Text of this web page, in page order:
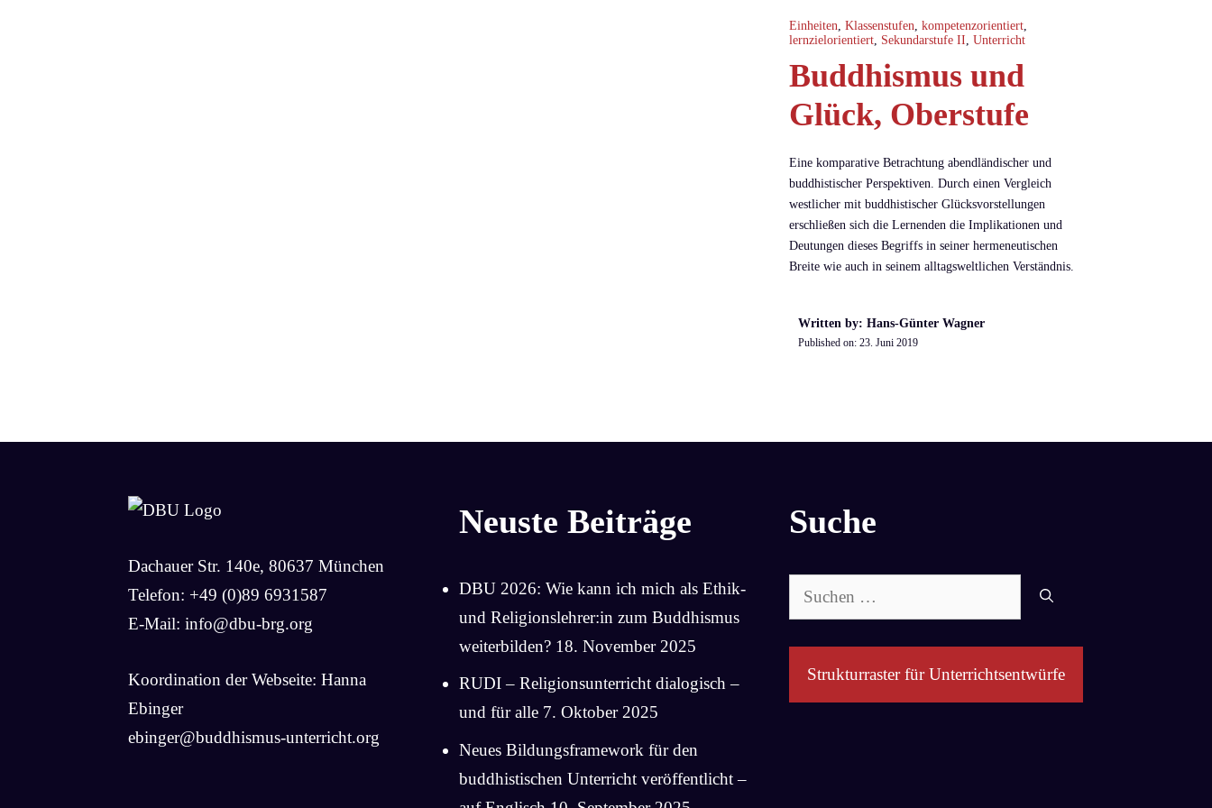
Einheiten ,Klassenstufen ,kompetenzorientiert
lernzielorientiert Sekundarstufe II ,Unterricht
Buddhismus und
Glück, Oberstufe
Eine komparative Betrachtung abendländischer und
buddhistischer Perspektiven. Durch einen Vergleich
westlicher mit buddhistischer Glücksvorstellungen
erschließen sich die Lernenden die Implikationen und
Deutungen dieses Begriffs in seiner hermeneutischen
Breite wie auch in seinem alltagsweltlichen Verständnis.
Written by: Hans-Günter Wagner
Published on:23. Juni 2019
Dachauer Str. 140e, 80637 München
Telefon: +49 (0)89 6931587
E-Mail: info@dbu-brg.org
Koordination der Webseite: Hanna
Ebinger
ebinger@buddhismus-unterricht.org
Neuste Beiträge
DBU 2026: Wie kann ich mich als Ethik-
und Religionslehrer:in zum Buddhismus
weiterbilden? 18. November 2025
RUDI – Religionsunterricht dialogisch –
und für alle 7. Oktober 2025
Neues Bildungsframework für den
buddhistischen Unterricht veröffentlicht –
Suche
Suchen
nach:
Strukturraster für Unterrichtsentwürfe